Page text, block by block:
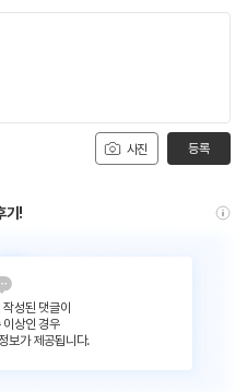
사진 등록
기!
성된 댓글이
이상인 경우
보가 제공됩니다.